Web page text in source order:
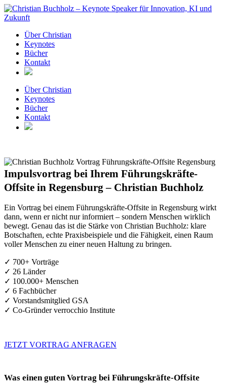
Zum
Inhalt
Über Christian
Keynotes
Bücher
Kontakt
Über Christian
Keynotes
Bücher
Kontakt
Impulsvortrag bei Ihrem Führungskräfte-
Offsite in Regensburg – Christian Buchholz
Ein Vortrag bei einem Führungskräfte-Offsite in Regensburg wirkt
dann, wenn er nicht nur informiert – sondern Menschen wirklich
bewegt. Genau das ist die Stärke von Christian Buchholz: klare
Botschaften, echte Praxisbeispiele und die Fähigkeit, einen Raum
voller Menschen zu einer neuen Haltung zu bringen.
✓ 700+ Vorträge
✓ 26 Länder
✓ 100.000+ Menschen
✓ 6 Fachbücher
✓ Vorstandsmitglied GSA
✓ Co-Gründer verrocchio Institute
JETZT VORTRAG ANFRAGEN
Was einen guten Vortrag bei Führungskräfte-Offsite